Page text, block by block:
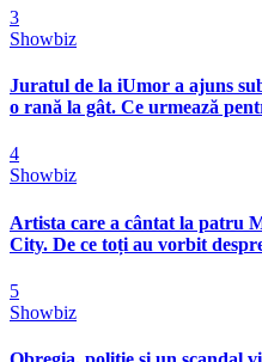
3
Showbiz
Juratul de la iUmor a ajuns
o rană la gât. Ce urmează
4
Showbiz
Artista care a cântat la patru
City. De ce toți au vorbit
5
Showbiz